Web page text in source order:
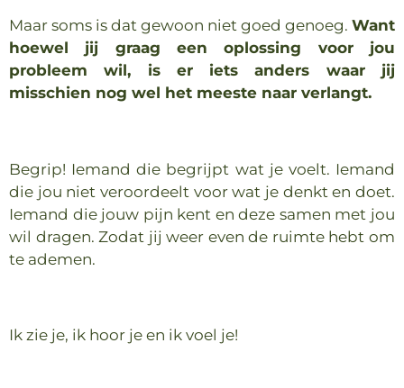
Maar soms is dat gewoon niet goed genoeg. Want
hoewel jij graag een oplossing voor jou
probleem wil, is er iets anders waar jij
misschien nog wel het meeste naar verlangt.
Begrip! Iemand die begrijpt wat je voelt. Iemand
die jou niet veroordeelt voor wat je denkt en doet.
Iemand die jouw pijn kent en deze samen met jou
wil dragen. Zodat jij weer even de ruimte hebt om
te ademen.
Ik zie je, ik hoor je en ik voel je!